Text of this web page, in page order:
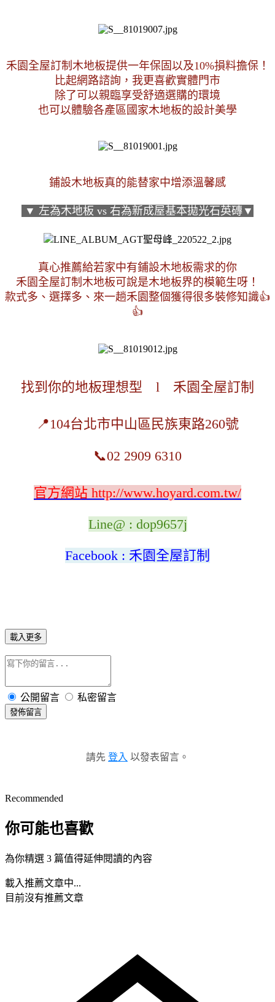
禾園全屋訂制木地板提供一年保固以及10%損料擔保！
比起網路諮詢，我更喜歡實體門市
除了可以親臨享受舒適選購的環境
也可以體驗各產區國家木地板的設計美學
鋪設木地板真的能替家中增添溫馨感
▼ 左為木地板 vs 右為新成屋基本拋光石英磚▼
真心推薦給若家中有鋪設木地板需求的你
禾園全屋訂制木地板可說是木地板界的模範生呀！
款式多、選擇多、來一趟禾園整個獲得很多裝修知識👍
👍
找到你的地板理想型　l　禾園全屋訂制
📍104台北市中山區民族東路260號
📞02 2909 6310
官方網站 http://www.hoyard.com.tw/
Line@ : dop9657j
Facebook : 禾園全屋訂制
載入更多
公開留言 私密留言
發佈留言
請先 登入 以發表留言。
Recommended
你可能也喜歡
為你精選 3 篇值得延伸閱讀的內容
載入推薦文章中...
目前沒有推薦文章